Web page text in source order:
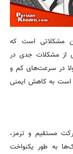
مشکلاتی است که
از مشکلات جدی در
در سرعت‌های کم و
است به کاهش ایمنی
مستقیم و ترمز،
به طور یکنواخت